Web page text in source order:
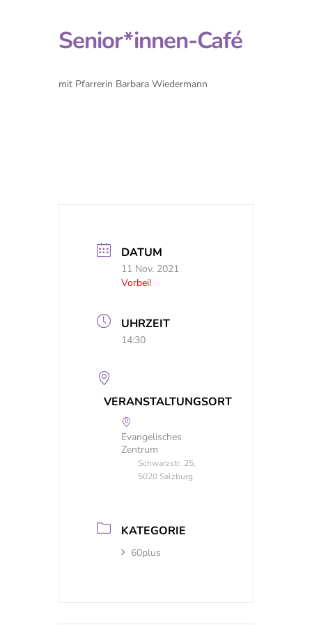
Senior*innen-Café
mit Pfarrerin Barbara Wiedermann
DATUM
11 Nov. 2021
Vorbei!
UHRZEIT
14:30
VERANSTALTUNGSORT
Evangelisches
Zentrum
Schwarzstr. 25,
5020 Salzburg
KATEGORIE
60plus